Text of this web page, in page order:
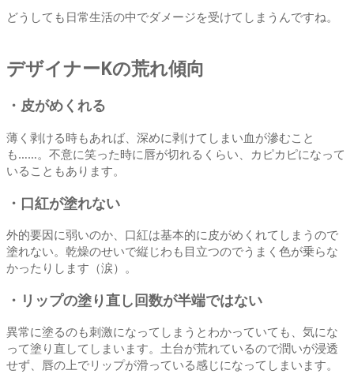
どうしても日常生活の中でダメージを受けてしまうんですね。
デザイナーKの荒れ傾向
・皮がめくれる
薄く剥ける時もあれば、深めに剥けてしまい血が滲むこと
も……。不意に笑った時に唇が切れるくらい、カピカピになって
いることもあります。
・口紅が塗れない
外的要因に弱いのか、口紅は基本的に皮がめくれてしまうので
塗れない。乾燥のせいで縦じわも目立つのでうまく色が乗らな
かったりします（涙）。
・リップの塗り直し回数が半端ではない
異常に塗るのも刺激になってしまうとわかっていても、気にな
って塗り直してしまいます。土台が荒れているので潤いが浸透
せず、唇の上でリップが滑っている感じになってしまいます。